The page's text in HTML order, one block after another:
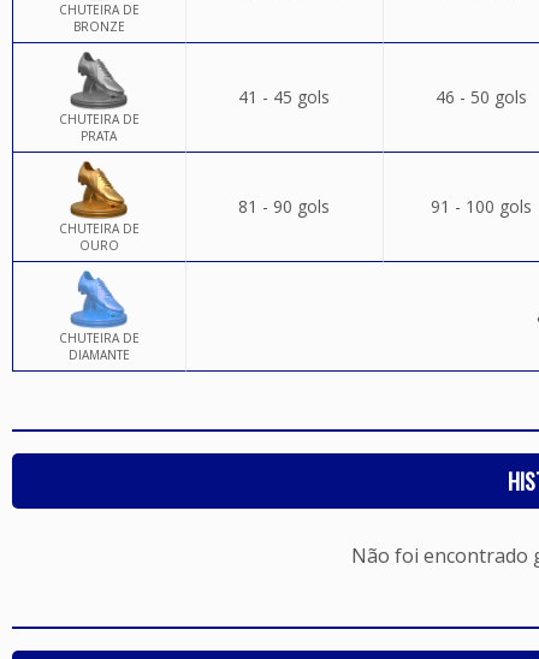
CHUTEIRA DE
BRONZE
CHUTEIRA DE
PRATA
41 - 45 gols 46 - 50 gols
CHUTEIRA DE
OURO
81 - 90 gols 91 - 100 gols
CHUTEIRA DE
DIAMANTE
Não foi encontrado